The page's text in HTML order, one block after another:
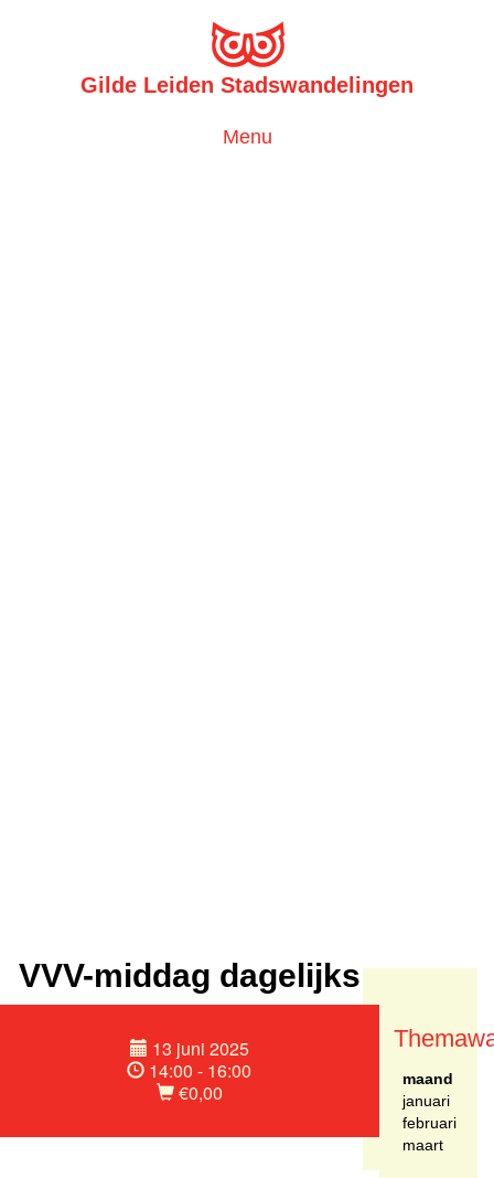
Gilde Leiden Stadswandelingen
Toggle
Menu
VVV-middag dagelijks
13 juni 2025
14:00 - 16:00
€0,00
maand
januari
februari
maart